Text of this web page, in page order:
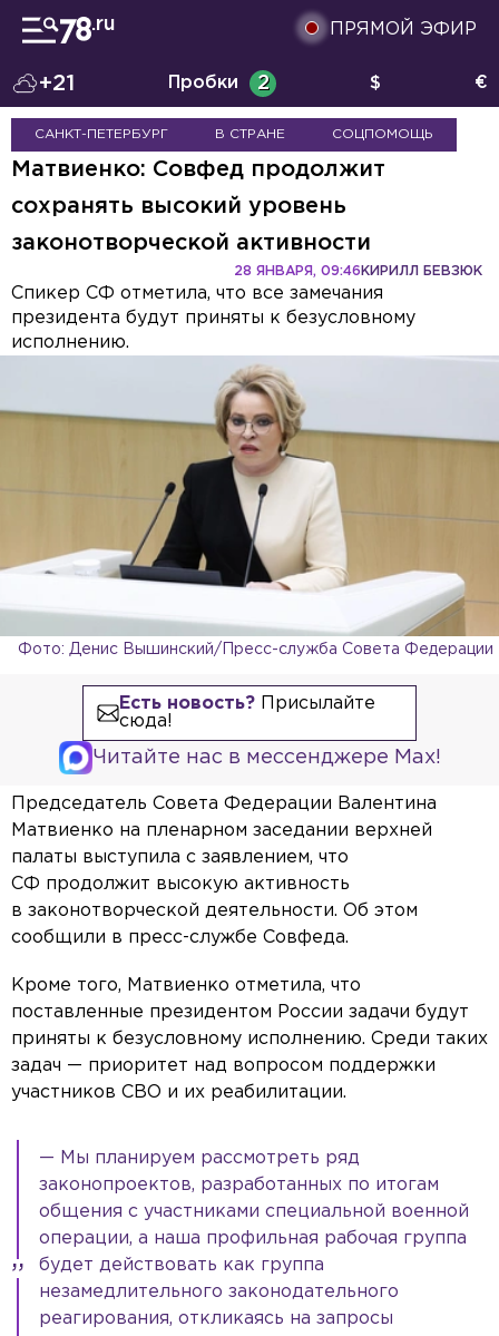
ПРЯМОЙ ЭФИР
+21 Пробки 2 $ €
САНКТ-ПЕТЕРБУРГ В СТРАНЕ СОЦПОМОЩЬ
Матвиенко: Совфед продолжит
сохранять высокий уровень
законотворческой активности
КИРИЛЛ БЕВЗЮК
28 ЯНВАРЯ, 09:46
Спикер СФ отметила, что все замечания
президента будут приняты к безусловному
исполнению.
Фото: Денис Вышинский/Пресс-служба Совета Федерации
Есть новость?Присылайте
сюда!
Читайте нас в мессенджере Max!
Председатель Совета Федерации Валентина
Матвиенко на пленарном заседании верхней
палаты выступила с заявлением, что
СФ продолжит высокую активность
в законотворческой деятельности. Об этом
сообщили в пресс-службе Совфеда.
Кроме того, Матвиенко отметила, что
поставленные президентом России задачи будут
приняты к безусловному исполнению. Среди таких
задач — приоритет над вопросом поддержки
участников СВО и их реабилитации.
— Мы планируем рассмотреть ряд
законопроектов, разработанных по итогам
общения с участниками специальной военной
операции, а наша профильная рабочая группа
будет действовать как группа
незамедлительного законодательного
реагирования, откликаясь на запросы